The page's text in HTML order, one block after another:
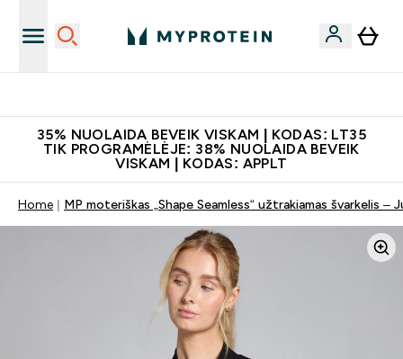
35% NUOLAIDA BEVEIK VISKAM | KODAS: LT35
TIK PROGRAMĖLĖJE: 38% NUOLAIDA BEVEIK
VISKAM | KODAS: APPLT
Home MP moteriškas „Shape Seamless“ užtrakiamas švarkelis –